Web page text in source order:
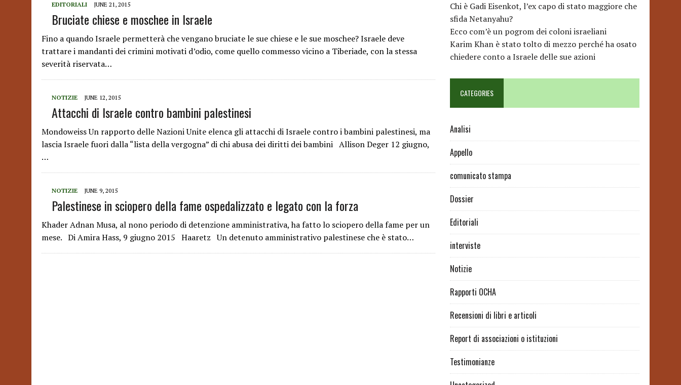
EDITORIALI JUNE 21, 2015
Bruciate chiese e moschee in Israele
Fino a quando Israele permetterà che vengano bruciate le sue chiese e le sue moschee? Israele deve
trattare i mandanti dei crimini motivati d’odio, come quello commesso vicino a Tiberiade, con la stessa
severità riservata…
NOTIZIE JUNE 12, 2015
Attacchi di Israele contro bambini palestinesi
Mondoweiss Un rapporto delle Nazioni Unite elenca gli attacchi di Israele contro i bambini palestinesi, ma
lascia Israele fuori dalla “lista della vergogna” di chi abusa dei diritti dei bambini Allison Deger 12 giugno,
…
NOTIZIE JUNE 9, 2015
Palestinese in sciopero della fame ospedalizzato e legato con la forza
Khader Adnan Musa, al nono periodo di detenzione amministrativa, ha fatto lo sciopero della fame per un
mese. Di Amira Hass, 9 giugno 2015 Haaretz Un detenuto amministrativo palestinese che è stato…
Chi è Gadi Eisenkot, l’ex capo di stato maggiore che
sfida Netanyahu?
Ecco com’è un pogrom dei coloni israeliani
Karim Khan è stato tolto di mezzo perché ha osato
chiedere conto a Israele delle sue azioni
CATEGORIES
Analisi
Appello
comunicato stampa
Dossier
Editoriali
interviste
Notizie
Rapporti OCHA
Recensioni di libri e articoli
Report di associazioni o istituzioni
Testimonianze